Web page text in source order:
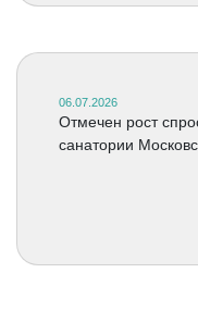
06.07.2026
Отмечен рост
санатории